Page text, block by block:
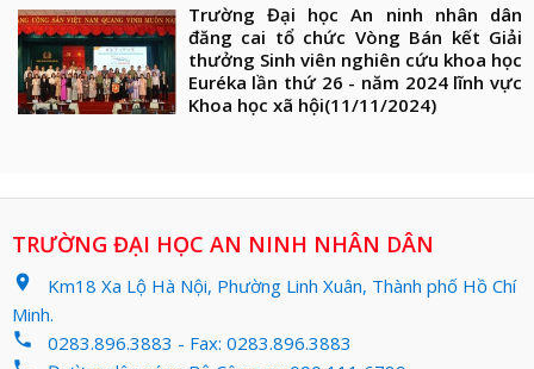
Trường Đại học An ninh nhân dân
đăng cai tổ chức Vòng Bán kết Giải
thưởng Sinh viên nghiên cứu khoa học
Euréka lần thứ 26 - năm 2024 lĩnh vực
Khoa học xã hội(11/11/2024)
TRƯỜNG ĐẠI HỌC AN NINH NHÂN DÂN
location_on
Km18 Xa Lộ Hà Nội, Phường Linh Xuân, Thành phố Hồ Chí
Minh.
phone 0283.896.3883 - Fax: 0283.896.3883